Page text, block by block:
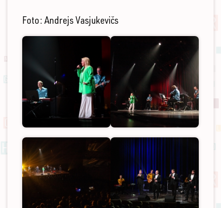
Foto: Andrejs Vasjukevičs